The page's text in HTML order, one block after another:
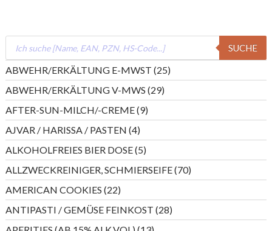
Products
search
SUCHE
ABWEHR/ERKÄLTUNG E-MWST 2525
Produkte
ABWEHR/ERKÄLTUNG V-MWS 2929
Produkte
AFTER-SUN-MILCH/-CREME 99
Produkte
AJVAR / HARISSA / PASTEN 44
Produkte
ALKOHOLFREIES BIER DOSE 55
Produkte
ALLZWECKREINIGER, SCHMIERSEIFE 7070
Produkte
AMERICAN COOKIES 2222
Produkte
ANTIPASTI / GEMÜSE FEINKOST 2828
Produkte